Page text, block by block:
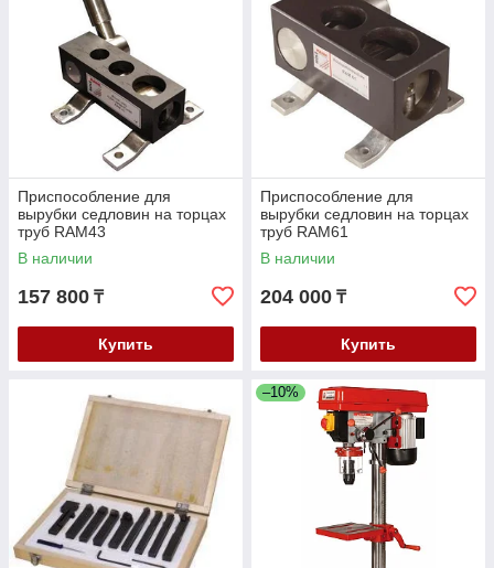
Приспособление для
вырубки седловин на торцах
труб RAM43
В наличии
157 800 ₸
Купить
Приспособление для
вырубки седловин на торцах
труб RAM61
В наличии
204 000 ₸
Купить
–10%